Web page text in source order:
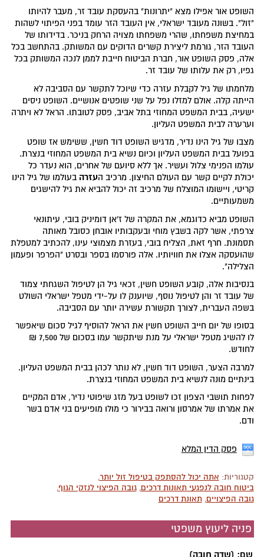
השופט אור אפילו מצא "יתרונות" בהעסקת עובד זר, מעבר להיותו
"זול". בשונה מעובד ישראלי, אין העובד הזר עומד בפני הפיתוי לשהות
במחיצת משפחתו, שהרי משפחתו מצויה הרחק בניכר. בדידותו של
העובד הזר, גורמת ליצירת קשרים הדוקים עם המשותק. בהתחשב בכל
אלה, פסק השופט אור, חברת הביטוח חייבת לממן לנכה המשותק בכל
גפיו, רק את עלותו של עובד זר.
מלחמתו של גיל לקבלת עזרה כדי שיוכל לתקשר עם הסביבה לא
הייתה קלה. אולם למזלו נפל על שני שופטים אנושיים. השופט ניסים
ישעיה, בבית המשפט המחוזי בתל אביב, פסק לטובתו. הראל לא ויתרה
וערערה לבית המשפט העליון.
מצבו של גיל הינו נדיר, מדגיש השופט דוד חשין, ששימש אז שופט
בפועל בבית המשפט העליון וכיום נשיא בית המשפט המחוזי בנצרת.
עולמו הפנימי צלול ועשיר. אך ללא סיועם של אחרים, הוא נעדר כל
יכולת לקיים קשר עם העולם החיצון. מרכיב העזרה בעולמו של גיל הינו
קריטי, ויישומו המוצלח של מרכיב זה יכול להביא את גיל להישגים
משמעותיים.
השופט מביא כדוגמא, את המקרה של ז'אן דומיניק בובי, עיתונאי
צרפתי, אשר לקה בשבץ מוחי ובעקבותיו אובחן כסובל מאותה
תסמונת. חרף זאת, הצליח בובי, בעזרת מצמוצי עינו, להכתיב למטפלת
שהועסקה אצלו את חוויותיו. אלה פורסמו בספר ובסרט "הפרפר ופעמון
הצלילה".
בנסיבות אלה, קובע השופט חשין, זכאי גיל הן לטיפול השגחתי צמוד
של עובד זר והן לטיפול נוסף, שיוענק לו על-ידי מטפל ישראלי השולט
בשפה העברית, לצורך תקשורת עשירה יותר עם הסביבה.
בסופו של יום חייב השופט חשין את הראל להוסיף לגיל סכום שיאפשר
לו להשיג מטפל ישראלי על מנת שיתקשר עמו בסכום של 7,500 ₪
לחודש.
למרבה הצער, השופט דוד חשין, לא נותר לכהן בבית המשפט העליון.
בינתיים מונה לנשיא בית המשפט המחוזי בנצרת.
לפחות תושבי הצפון זכו לשופט בעל מזג שיפוטי נדיר, אדם המקיים
את אמרתו של אמרסון ורואה בבירור כי מולו מופיעים בני אדם בשר
ודם.
פסק הדין המלא
קטגוריות: אתה יכול להסתפק בטיפול זול יותר,
ביטוח חובה לנפגעי תאונות דרכים,גובה הפיצוי לנזקי הגוף,
גובה הפיצויים,תאונת דרכים
פניה ליעוץ משפטי
שם: (שדה חובה)